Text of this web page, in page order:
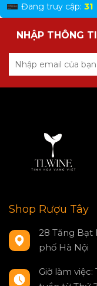
Đang truy cập: 31
NHẬP THÔNG
Shop Rượu Tây
28 Tăng Bạt
phố Hà Nội
Giờ làm